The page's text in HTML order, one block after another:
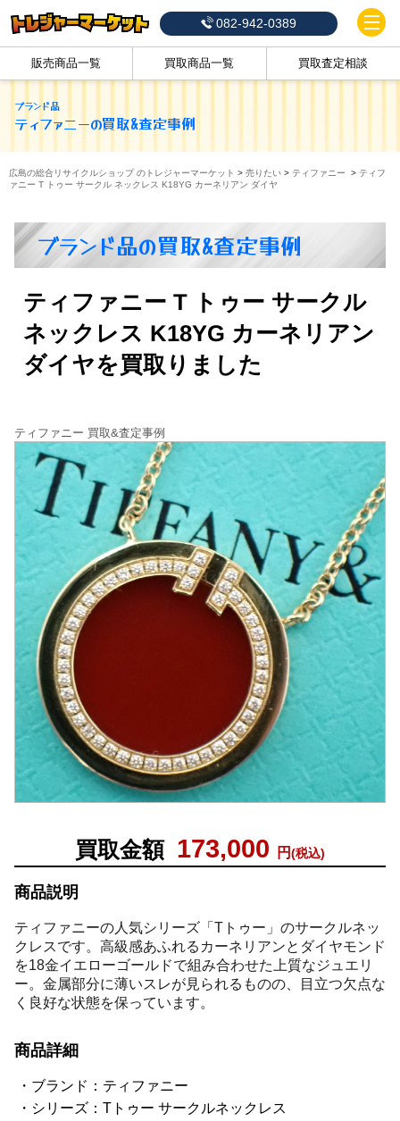
082-942-0389
販売商品一覧 買取商品一覧 買取査定相談
ブランド品
ティファニーの買取&査定事例
広島の総合リサイクルショップ のトレジャーマーケット > 売りたい > ティファニー > ティフ
ァニー T トゥー サークル ネックレス K18YG カーネリアン ダイヤ
ブランド品の買取&査定事例
ティファニー T トゥー サークル
ネックレス K18YG カーネリアン
ダイヤを買取りました
買取金額 173,000 円(税込)
商品説明
ティファニーの人気シリーズ「Tトゥー」のサークルネッ
クレスです。高級感あふれるカーネリアンとダイヤモンド
を18金イエローゴールドで組み合わせた上質なジュエリ
ー。金属部分に薄いスレが見られるものの、目立つ欠点な
く良好な状態を保っています。
商品詳細
ブランド：ティファニー
シリーズ：Tトゥー サークルネックレス
ティファニー 買取&査定事例